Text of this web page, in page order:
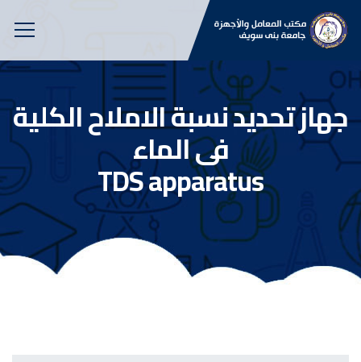
جهاز تحديد نسبة الاملاح الكلية
فى الماء
TDS apparatus